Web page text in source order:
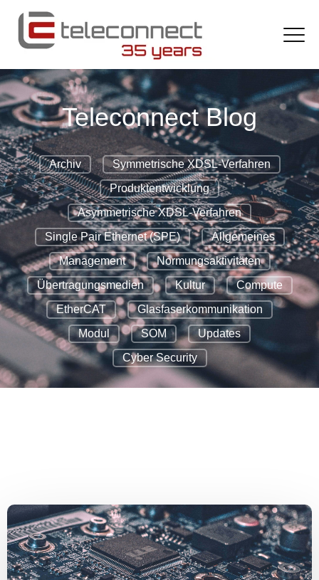
Teleconnect Blog
Archiv
Symmetrische XDSL-Verfahren
Produktentwicklung
Asymmetrische XDSL-Verfahren
Single Pair Ethernet (SPE)
Allgemeines
Management
Normungsaktivitäten
Übertragungsmedien
Kultur
Compute
EtherCAT
Glasfaserkommunikation
Modul
SOM
Updates
Cyber Security